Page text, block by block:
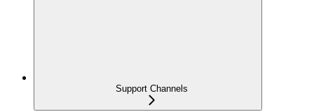
Support Channels